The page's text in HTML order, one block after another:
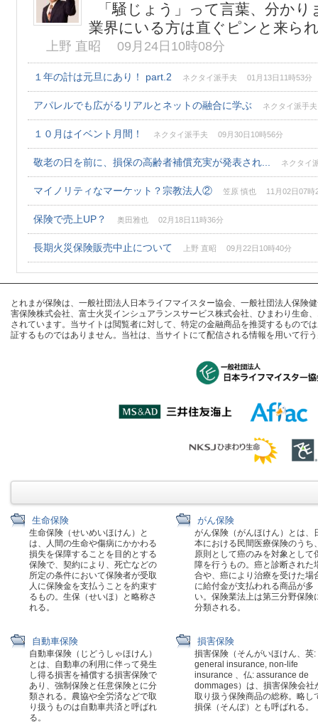
「騒じょう」って言葉、分か
業界にいる方は直ぐピンと来ら
上野 直昭 09月24日10時08分
１年の計は元旦にあり！ part.2 ネクタイ派手夫 01月13日11時53分
アパレルでも広がるリアルとネットの融合に学ぶ ネクタイ派手
１０月はイベント月間！ ネクタイ派手夫 09月30日10時56分
敬老の日を前に、損保の高齢者補償充実が発表され... ネクタイ
マイノリティなマーケット？宗教法人② 笠原 慎也 11月02日07時
保険で売上UP？ 奥田雅也 02月18日11時36分
長期火災保険販売中止について 上野 直昭 09月22日10時40分
とれまが保険は、一般社団法人日本ライフマイスター協会、一般社団法人保
害保険株式会社、富士火災インシュアランスサービス株式会社、ひまわり生命
されています。当サイトは閲覧者に対して、特定の金融商品を推奨するもので
証するものではありません。当社は、当サイトにて配信される情報を用いて行
生命保険
生命保険（せいめいほけん）と
は、人間の生命や傷病にかかわる
損失を保障することを目的とする
保険で、契約により、死亡などの
所定の条件において保険者が受取
人に保険金を支払うことを約束す
るもの。生保（せいほ）と略称さ
れる。
がん保険
がん保険（がんほけん）とは、
本における民間医療保険のうち
原則として癌のみを対象として
障を行うもの。癌と診断された
合や、癌により治療を受けた場
に給付金が支払われる商品が多
い。保険業法上は第三分野保険
分類される。
自動車保険
自動車保険（じどうしゃほけん）
とは、自動車の利用に伴って発生
し得る損害を補償する損害保険で
あり、強制保険と任意保険とに分
類される。農協や全労済などで取
り扱うものは自動車共済と呼ばれ
る。
損害保険
損害保険（そんがいほけん、英:
general insurance, non-life
insurance 、仏: assurance de
dommages）は、損害保険会社
取り扱う保険商品の総称。略し
損保（そんぽ）とも呼ばれる。